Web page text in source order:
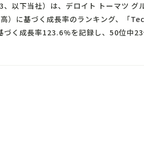
以下当社）は、デロイト トーマツ グ
）に基づく成長率のランキング、「
づく成長率123.6%を記録し、50位中